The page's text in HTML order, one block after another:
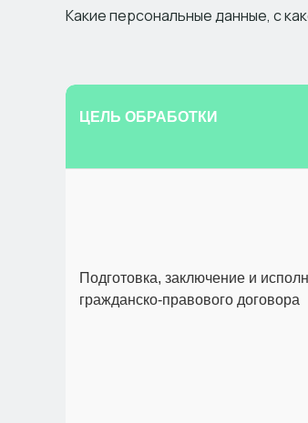
Какие персональные данные, с
ЦЕЛЬ ОБРАБОТКИ
Подготовка, заключение и
гражданско-правового договора